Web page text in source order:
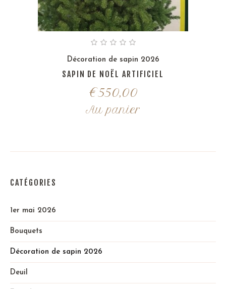
Décoration de sapin 2026
SAPIN DE NOËL ARTIFICIEL
€550,00
Au panier
CATÉGORIES
1er mai 2026
Bouquets
Décoration de sapin 2026
Deuil